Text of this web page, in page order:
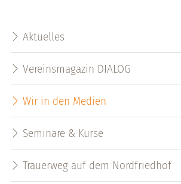
Aktuelles
Vereinsmagazin DIALOG
Wir in den Medien
Seminare & Kurse
Trauerweg auf dem Nordfriedhof